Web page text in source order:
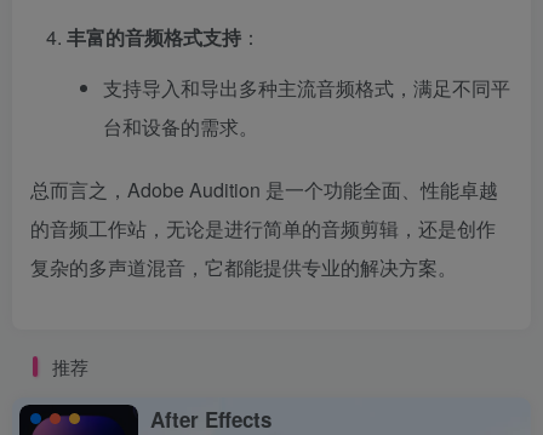
丰富的音频格式支持 ：
支持导入和导出多种主流音频格式，满足不同平
台和设备的需求。
总而言之，Adobe Audition 是一个功能全面、性能卓越
的音频工作站，无论是进行简单的音频剪辑，还是创作
复杂的多声道混音，它都能提供专业的解决方案。
推荐
After Effects